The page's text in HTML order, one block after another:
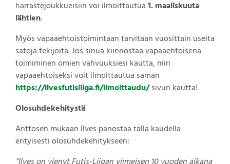
harrastejoukkueisiin voi ilmoittautua1. maaliskuuta
lähtien.
Myös vapaaehtoistoimintaan tarvitaan vuosittain useita
satoja tekijöitä. Jos sinua kiinnostaa vapaaehtoisena
toimiminen omien vahvuuksiesi kautta, niin
vapaaehtoiseksi voit ilmoittautua saman
https://ilvesfutisliiga.fi/ilmoittaudu/sivun kautta!
Olosuhdekehitystä
Anttosen mukaan Ilves panostaa tällä kaudella
erityisesti olosuhdekehitykseen: